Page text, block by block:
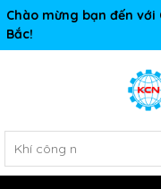
Chào mừng bạn đến với
Bắc!